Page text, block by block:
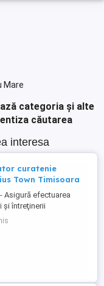
Mare
categoria și alte
căutarea
interesa
curatenie
Town Timisoara
Asigură efectuarea
şi întreţinerii
al Mall-ului; -
din locaţie şi le
de colectare; - Pe timp